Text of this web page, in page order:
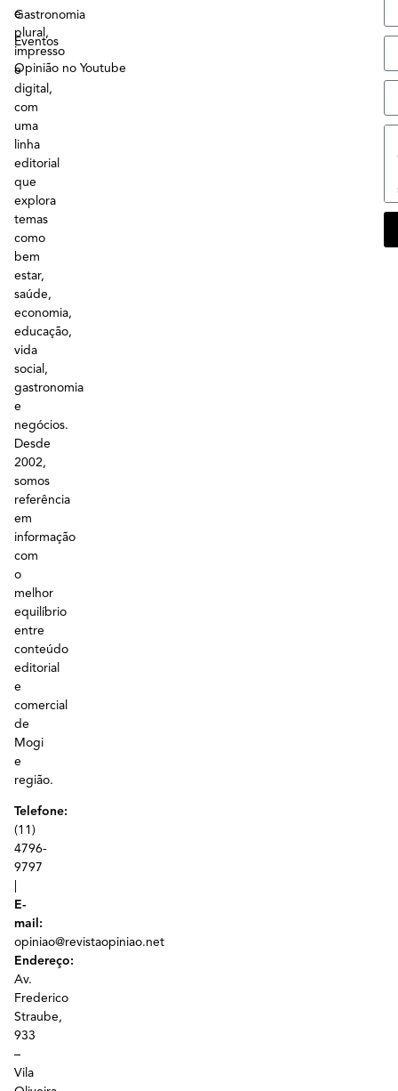
e
plural,
impresso
e
digital,
com
uma
linha
editorial
que
explora
temas
como
bem
estar,
saúde,
economia,
educação,
vida
social,
gastronomia
e
negócios.
Desde
2002,
somos
referência
em
informação
com
o
melhor
equilíbrio
entre
conteúdo
editorial
e
comercial
de
Mogi
e
região.
Telefone:
(11)
4796-
9797
E-
mail:
opiniao@revistaopiniao.net
Endereço:
Av.
Frederico
Straube,
933
–
Vila
Gastronomia
Eventos
Opinião no Youtube